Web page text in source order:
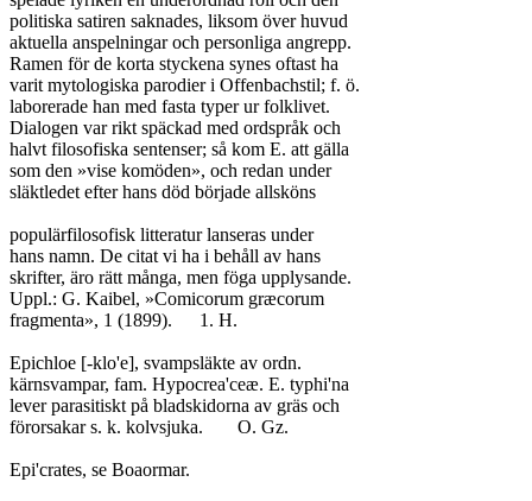
politiska satiren saknades, liksom över huvud
aktuella anspelningar och personliga angrepp.
Ramen för de korta styckena synes oftast ha
varit mytologiska parodier i Offenbachstil; f. ö.
laborerade han med fasta typer ur folklivet.
Dialogen var rikt späckad med ordspråk och
halvt filosofiska sentenser; så kom E. att gälla
som den »vise komöden», och redan under
släktledet efter hans död började allsköns
populärfilosofisk litteratur lanseras under
hans namn. De citat vi ha i behåll av hans
skrifter, äro rätt många, men föga upplysande.
Uppl.: G. Kaibel, »Comicorum græcorum
fragmenta», 1 (1899).	1. H.
Epichloe [-klo'e], svampsläkte av ordn.
kärnsvampar, fam. Hypocrea'ceæ. E. typhi'na
lever parasitiskt på bladskidorna av gräs och
förorsakar s. k. kolvsjuka.	O. Gz.
Epi'crates, se Boaormar.